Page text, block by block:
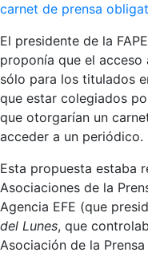
carnet de prensa
El presidente de la
proponía que el
sólo para los titulados
que estar colegiados
que otorgarían un
acceder a un periódico.
Esta propuesta estaba
Asociaciones de la
Agencia EFE (que
del Lunes, que
Asociación de la